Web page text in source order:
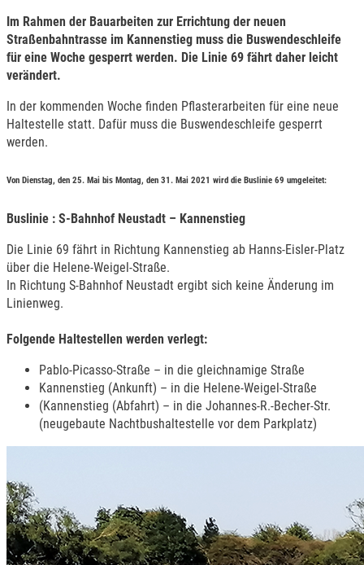
Im Rahmen der Bauarbeiten zur Errichtung der neuen
Straßenbahntrasse im Kannenstieg muss die Buswendeschleife
für eine Woche gesperrt werden. Die Linie 69 fährt daher leicht
verändert.
In der kommenden Woche finden Pflasterarbeiten für eine neue
Haltestelle statt. Dafür muss die Buswendeschleife gesperrt
werden.
Von Dienstag, den 25. Mai bis Montag, den 31. Mai 2021 wird die Buslinie 69 umgeleitet:
Buslinie : S-Bahnhof Neustadt – Kannenstieg
Die Linie 69 fährt in Richtung Kannenstieg ab Hanns-Eisler-Platz
über die Helene-Weigel-Straße.
In Richtung S-Bahnhof Neustadt ergibt sich keine Änderung im
Linienweg.
Folgende Haltestellen werden verlegt:
Pablo-Picasso-Straße – in die gleichnamige Straße
Kannenstieg (Ankunft) – in die Helene-Weigel-Straße
(Kannenstieg (Abfahrt) – in die Johannes-R.-Becher-Str.
(neugebaute Nachtbushaltestelle vor dem Parkplatz)